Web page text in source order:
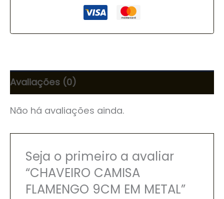
Avaliações (0)
Não há avaliações ainda.
Seja o primeiro a avaliar
“CHAVEIRO CAMISA
FLAMENGO 9CM EM METAL”